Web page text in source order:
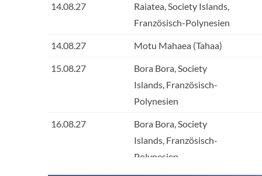
14.08.27
Raiatea, Society Islands,
Französisch-Polynesien
14.08.27 Motu Mahaea (Tahaa)
15.08.27
Bora Bora, Society
Islands, Französisch-
Polynesien
16.08.27
Bora Bora, Society
Islands, Französisch-
Polynesien